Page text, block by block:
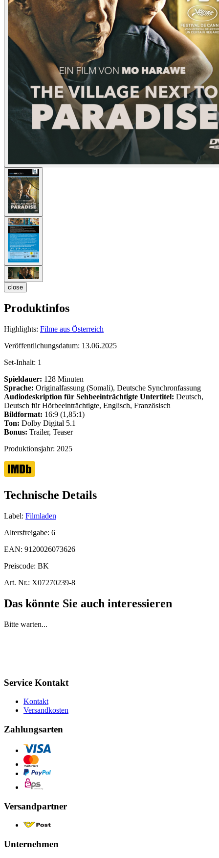
close
Produktinfos
Highlights: Filme aus Österreich
Veröffentlichungsdatum: 13.06.2025
Set-Inhalt: 1
Spieldauer: 128 Minuten
Sprache: Originalfassung (Somali), Deutsche Synchronfassung
Audiodeskription für Sehbeeinträchtigte Untertitel: Deutsch,
Deutsch für Hörbeeinträchtigte, Englisch, Französisch
Bildformat: 16:9 (1,85:1)
Ton: Dolby Digital 5.1
Bonus: Trailer, Teaser
Produktionsjahr: 2025
Technische Details
Label: Filmladen
Altersfreigabe: 6
EAN: 9120026073626
Preiscode: BK
Art. Nr.: X07270239-8
Das könnte Sie auch interessieren
Bitte warten...
Service Kontakt
Kontakt
Versandkosten
Zahlungsarten
Versandpartner
Unternehmen